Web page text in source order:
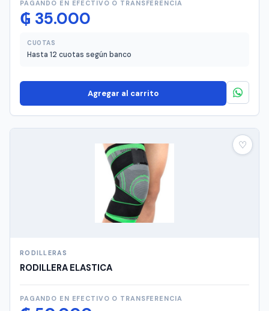
PAGANDO EN EFECTIVO O TRANSFERENCIA
₲ 35.000
CUOTAS
Hasta 12 cuotas según banco
Agregar al carrito
♡
RODILLERAS
RODILLERA ELASTICA
PAGANDO EN EFECTIVO O TRANSFERENCIA